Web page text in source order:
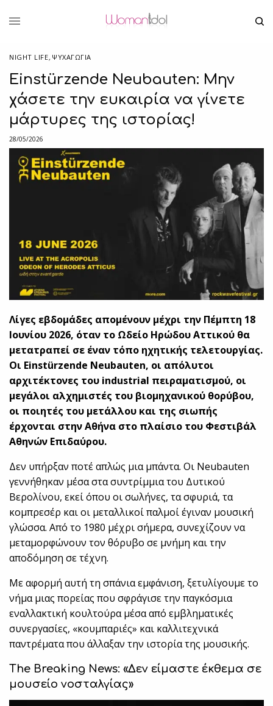
NIGHT LIFE, ΨΥΧΑΓΩΓΙΑ
Einstürzende Neubauten: Μην
χάσετε την ευκαιρία να γίνετε
μάρτυρες της ιστορίας!
28/05/2026
Λίγες εβδομάδες απομένουν μέχρι την Πέμπτη 18
Ιουνίου 2026, όταν το Ωδείο Ηρώδου Αττικού θα
μετατραπεί σε έναν τόπο ηχητικής τελετουργίας.
Οι Einstürzende Neubauten, οι απόλυτοι
αρχιτέκτονες του industrial πειραματισμού, οι
μεγάλοι αλχημιστές του βιομηχανικού θορύβου,
οι ποιητές του μετάλλου και της σιωπής
έρχονται στην Αθήνα στο πλαίσιο του Φεστιβάλ
Αθηνών Επιδαύρου.
Δεν υπήρξαν ποτέ απλώς μια μπάντα. Οι Neubauten
γεννήθηκαν μέσα στα συντρίμμια του Δυτικού
Βερολίνου, εκεί όπου οι σωλήνες, τα σφυριά, τα
κομπρεσέρ και οι μεταλλικοί παλμοί έγιναν μουσική
γλώσσα. Από το 1980 μέχρι σήμερα, συνεχίζουν να
μεταμορφώνουν τον θόρυβο σε μνήμη και την
αποδόμηση σε τέχνη.
Με αφορμή αυτή τη σπάνια εμφάνιση, ξετυλίγουμε το
νήμα μιας πορείας που σφράγισε την παγκόσμια
εναλλακτική κουλτούρα μέσα από εμβληματικές
συνεργασίες, «κουμπαριές» και καλλιτεχνικά
παντρέματα που άλλαξαν την ιστορία της μουσικής.
The Breaking News: «Δεν είμαστε έκθεμα σε
μουσείο νοσταλγίας»